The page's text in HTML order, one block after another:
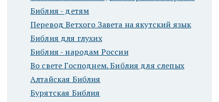
Библия - детям
Перевод Ветхого Завета на якутский язык
Библия для глухих
Библия - народам России
Во свете Господнем. Библия для слепых
Алтайская Библия
Бурятская Библия